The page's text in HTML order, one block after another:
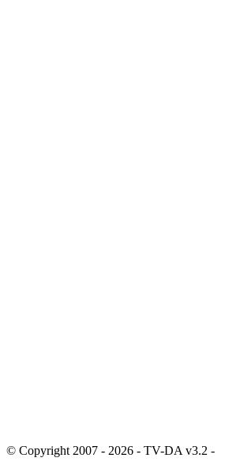
© Copyright 2007 - 2026 - TV-DA v3.2 -